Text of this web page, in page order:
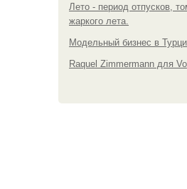
Лето - период отпусков,
жаркого лета.
Модельный бизнес в
Raquel Zimmermann для